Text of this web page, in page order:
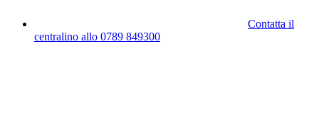
Contatta il
centralino allo 0789 849300